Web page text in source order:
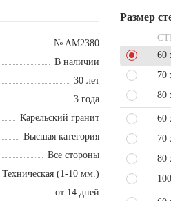
№ AM2380
В наличии
30 лет
3 года
Карельский гранит
Высшая категория
Все стороны
Техническая (1-10 мм.)
от 14 дней
Размер
60
70
80
60
70
80